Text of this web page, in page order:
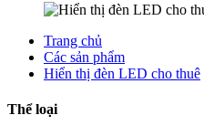
Trang chủ
Các sản phẩm
Hiển thị đèn LED cho thuê
Thể loại